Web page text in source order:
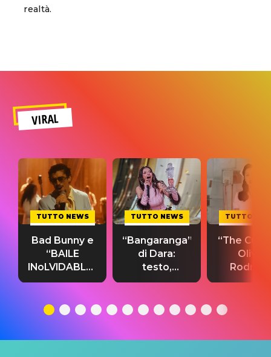
realtà.
VIRAL
TUTTO NEWS
Bad Bunny e
“BAILE
INoLVIDABLE”:
testo,
significato
TUTTO NEWS
“Bangaranga”
di Dara:
testo,
traduzione e
del singolo
TUTTO
“The
Olivia
testo,